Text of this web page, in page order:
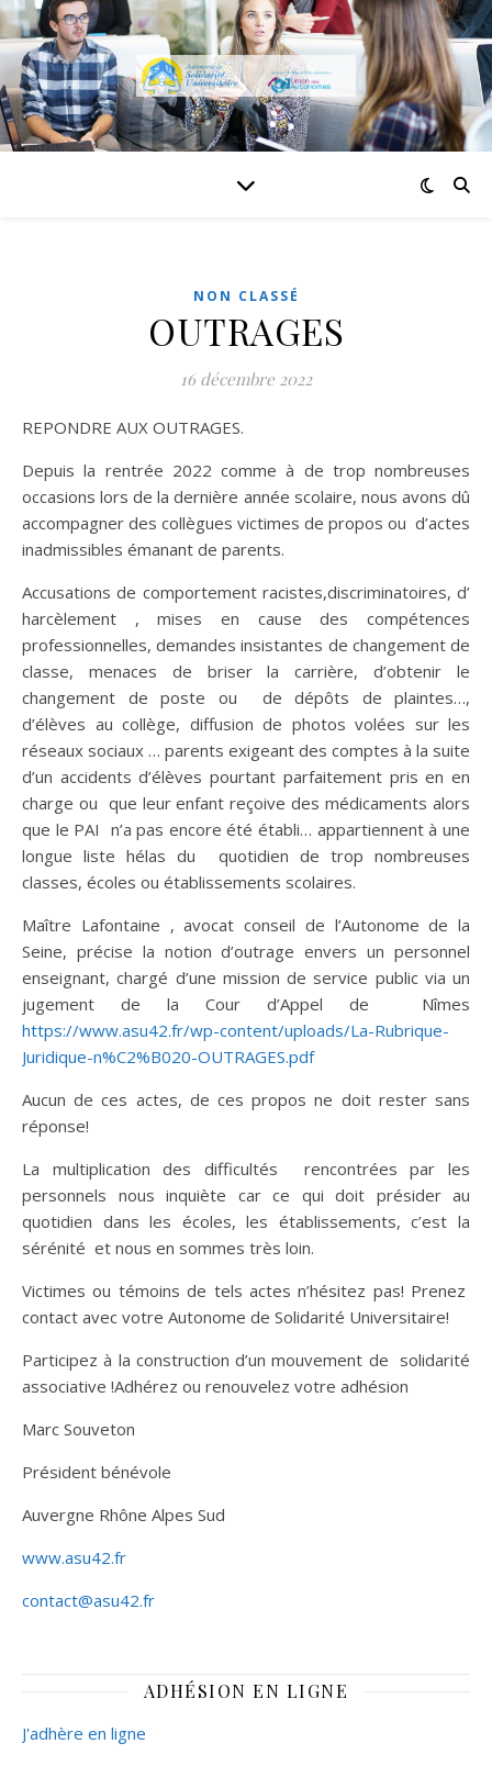
NON CLASSÉ
OUTRAGES
16 décembre 2022
REPONDRE AUX OUTRAGES.
Depuis la rentrée 2022 comme à de trop nombreuses
occasions lors de la dernière année scolaire, nous avons dû
accompagner des collègues victimes de propos ou d’actes
inadmissibles émanant de parents.
Accusations de comportement racistes,discriminatoires, d’
harcèlement , mises en cause des compétences
professionnelles, demandes insistantes de changement de
classe, menaces de briser la carrière, d’obtenir le
changement de poste ou de dépôts de plaintes…,
d’élèves au collège, diffusion de photos volées sur les
réseaux sociaux … parents exigeant des comptes à la suite
d’un accidents d’élèves pourtant parfaitement pris en en
charge ou que leur enfant reçoive des médicaments alors
que le PAI n’a pas encore été établi… appartiennent à une
longue liste hélas du quotidien de trop nombreuses
classes, écoles ou établissements scolaires.
Maître Lafontaine , avocat conseil de l’Autonome de la
Seine, précise la notion d’outrage envers un personnel
enseignant, chargé d’une mission de service public via un
jugement de la Cour d’Appel de Nîmes
https://www.asu42.fr/wp-content/uploads/La-Rubrique-
Juridique-n%C2%B020-OUTRAGES.pdf
Aucun de ces actes, de ces propos ne doit rester sans
réponse!
La multiplication des difficultés rencontrées par les
personnels nous inquiète car ce qui doit présider au
quotidien dans les écoles, les établissements, c’est la
sérénité et nous en sommes très loin.
Victimes ou témoins de tels actes n’hésitez pas! Prenez
contact avec votre Autonome de Solidarité Universitaire!
Participez à la construction d’un mouvement de solidarité
associative !Adhérez ou renouvelez votre adhésion
Marc Souveton
Président bénévole
Auvergne Rhône Alpes Sud
www.asu42.fr
contact@asu42.fr
ADHÉSION EN LIGNE
J'adhère en ligne